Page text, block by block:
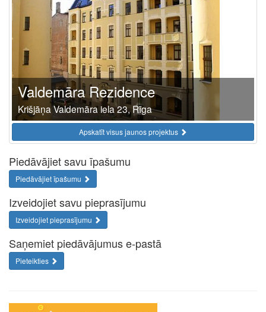
Valdemāra Rezidence
Krišjāņa Valdemāra iela 23, Rīga
Apskatīt visus jaunos projektus
Piedāvājiet savu īpašumu
Piedāvājiet īpašumu
Izveidojiet savu pieprasījumu
Izveidojiet pieprasījumu
Saņemiet piedāvājumus e-pastā
Pieteikties